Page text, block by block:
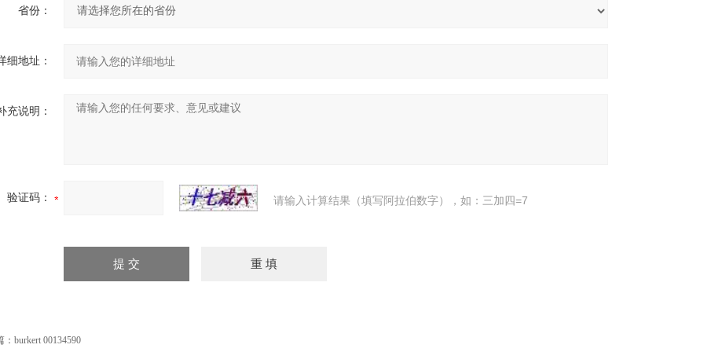
省份：
细地址：
充说明：
验证码： 请输入计算结果（填写阿拉伯数字），如：三加四=7
： burkert 00134590